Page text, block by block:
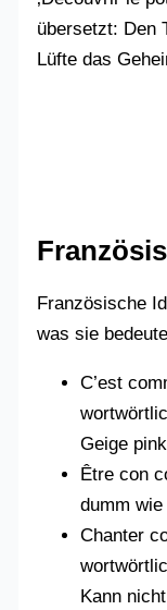
übersetzt: Den
Lüfte das
Französische
was sie
C’est
Geige
Être con
dumm
Chanter
Kann